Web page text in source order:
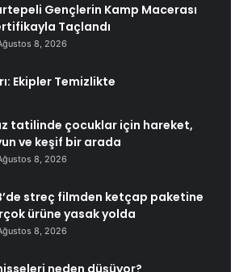
Gençlerin Kamp Macerası
Taçlandı
8, 2026
Ekipler Temizlikte
tatilinde çocuklar için hareket,
ve keşif bir arada
8, 2026
streç filmden ketçap paketine
ürüne yasak yolda
8, 2026
neden düşüyor?